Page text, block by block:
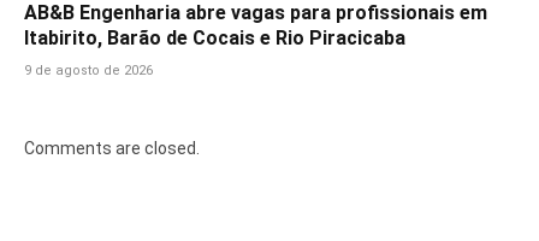
AB&B Engenharia abre vagas para profissionais em
Itabirito, Barão de Cocais e Rio Piracicaba
9 de agosto de 2026
Comments are closed.